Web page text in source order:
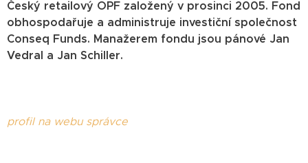
Český retailový OPF založený v prosinci 2005. Fond
obhospodařuje a administruje investiční společnost
Conseq Funds. Manažerem fondu jsou pánové Jan
Vedral a Jan Schiller.
profil na webu správce